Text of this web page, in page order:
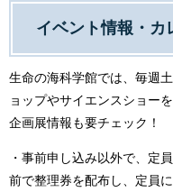
イベント情報・カ
生命の海科学館では、毎週
ョップやサイエンスショー
企画展情報も要チェック！
・事前申し込み以外で、定
前で整理券を配布し、定員